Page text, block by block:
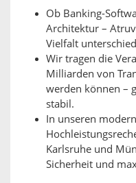
Ob Banking-
Architektur –
Vielfalt
Wir tragen die
Milliarden von
werden können –
stabil.
In unseren
Karlsruhe und
Sicherheit und